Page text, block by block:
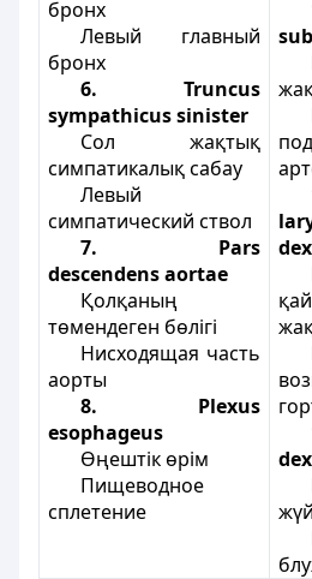
бронх
Левый главный
бронх
6. Truncus
sуmpathіcus sinister
Сол жақтық
симпатикалық сабау
Левый
симпатический ствол
7. Pars
descendens aortae
Қолқаның
төмендеген бөлігі
Нисходящая часть
аорты
8. Plexus
esophageus
Өңештік өрім
Пищеводное
сплетение